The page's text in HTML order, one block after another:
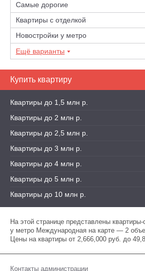
Самые дорогие
Квартиры с отделкой
Новостройки у метро
Ещё варианты
Купить квартиру
Квартиры до 1,5 млн р.
Квартиры до 2 млн р.
Квартиры до 2,5 млн р.
Квартиры до 3 млн р.
Квартиры до 4 млн р.
Квартиры до 5 млн р.
Квартиры до 10 млн р.
На этой странице представлены квартиры-
у метро Международная на карте — 2
Цены на квартиры от 2,666,000 руб. до
Контакты администрации